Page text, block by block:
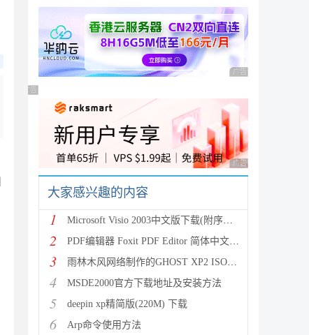
广告 商业广告，理性
广告 商业广告，理性选择
广告 商业广告，理性
大家感兴趣的内容
1 Microsoft Visio 2003中文版下载(附序列号
2 PDF编辑器 Foxit PDF Editor 简体中文版附
3 雨林木风网络制作的GHOST XP2 ISO镜像系统 下载
4 MSDE2000官方下载地址及安装方法
5 deepin xp精简版(220M) 下载
6 Arp命令使用方法